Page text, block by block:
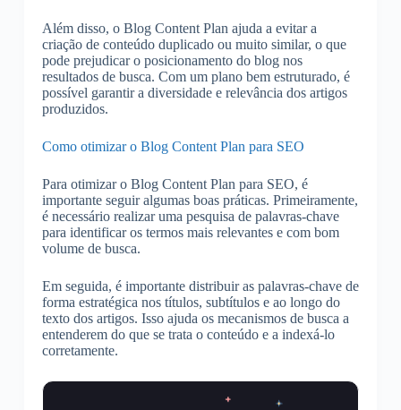
Além disso, o Blog Content Plan ajuda a evitar a
criação de conteúdo duplicado ou muito similar, o que
pode prejudicar o posicionamento do blog nos
resultados de busca. Com um plano bem estruturado, é
possível garantir a diversidade e relevância dos artigos
produzidos.
Como otimizar o Blog Content Plan para SEO
Para otimizar o Blog Content Plan para SEO, é
importante seguir algumas boas práticas. Primeiramente,
é necessário realizar uma pesquisa de palavras-chave
para identificar os termos mais relevantes e com bom
volume de busca.
Em seguida, é importante distribuir as palavras-chave de
forma estratégica nos títulos, subtítulos e ao longo do
texto dos artigos. Isso ajuda os mecanismos de busca a
entenderem do que se trata o conteúdo e a indexá-lo
corretamente.